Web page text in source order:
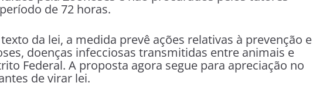
de 72 horas.
da lei, a medida prevê ações relativas à prevenção e
doenças infecciosas transmitidas entre animais e
Federal. A proposta agora segue para apreciação no
de virar lei.